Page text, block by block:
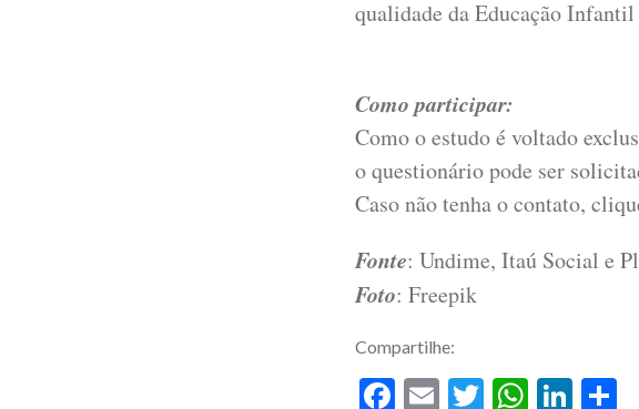
qualidade da Educação
Como participar:
Como o estudo é voltado
o questionário pode ser
Caso não tenha o contato,
Fonte: Undime, Itaú Social e
Foto: Freepik
Compartilhe:
Facebook
EmailTwitter